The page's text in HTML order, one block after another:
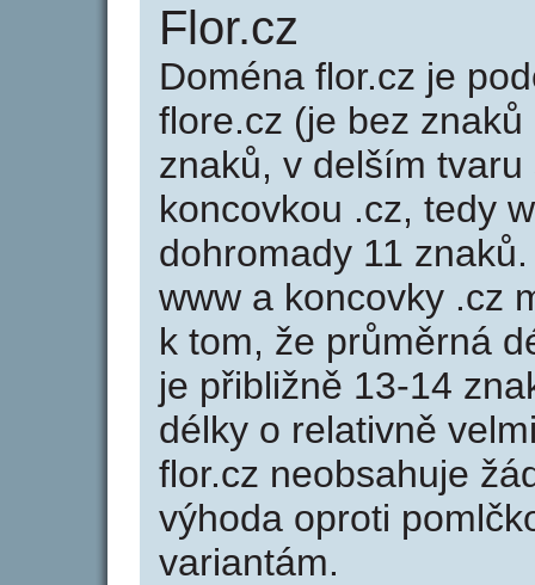
Flor.cz
Doména flor.cz je
flore.cz (je bez
znaků, v delším
koncovkou .cz, tedy
dohromady 11
www a koncovky .cz
k tom, že průměrná
je přibližně 13-14
délky o relativně
flor.cz neobsahuje
výhoda oproti
variantám.